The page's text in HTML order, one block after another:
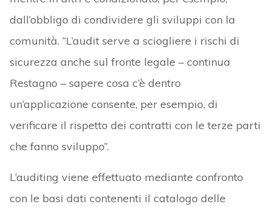
dall’obbligo di condividere gli sviluppi con la
comunità. “L’audit serve a sciogliere i rischi di
sicurezza anche sul fronte legale – continua
Restagno – sapere cosa c’è dentro
un’applicazione consente, per esempio, di
verificare il rispetto dei contratti con le terze parti
che fanno sviluppo”.
L’auditing viene effettuato mediante confronto
con le basi dati contenenti il catalogo delle